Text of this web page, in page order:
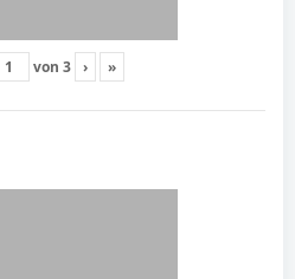
von 3 › »